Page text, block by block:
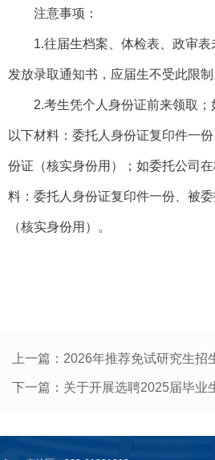
注意事项：
1.往届生档案、体检表、政审
发放录取通知书，应届生不受此限制
2.考生凭个人身份证前来领取
以下材料：委托人身份证复印件一
份证（核实身份用）；如委托公司
料：委托人身份证复印件一份、被
（核实身份用）。
上一篇： 2026年推荐免试研究生招
下一篇：